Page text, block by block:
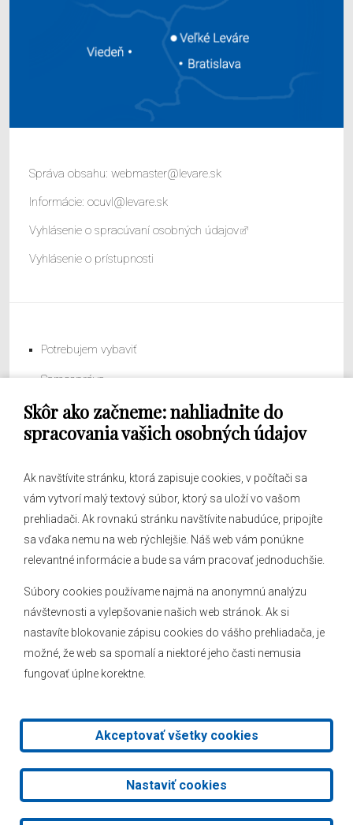
Skôr ako začneme: nahliadnite do
spracovania vašich osobných údajov
Ak navštívite stránku, ktorá zapisuje cookies, v počítači sa
vám vytvorí malý textový súbor, ktorý sa uloží vo vašom
prehliadači. Ak rovnakú stránku navštívite nabudúce, pripojíte
sa vďaka nemu na web rýchlejšie. Náš web vám ponúkne
relevantné informácie a bude sa vám pracovať jednoduchšie.
Súbory cookies používame najmä na anonymnú analýzu
návštevnosti a vylepšovanie našich web stránok. Ak si
nastavíte blokovanie zápisu cookies do vášho prehliadača, je
možné, že web sa spomalí a niektoré jeho časti nemusia
fungovať úplne korektne.
Akceptovať všetky cookies
Nastaviť cookies
Správa obsahu: webmaster@levare.sk
Informácie: ocuvl@levare.sk
Vyhlásenie o spracúvaní osobných údajov
Vyhlásenie o prístupnosti
Potrebujem vybaviť
Samospráva
Obecný úrad
O obci
Hlásenia obecného rozhlasu
Kontakt
Mapa stránok
2026 © Obec Veľké Leváre|Tvorba web stránok
systémodAlejTech, spol. s r.o.